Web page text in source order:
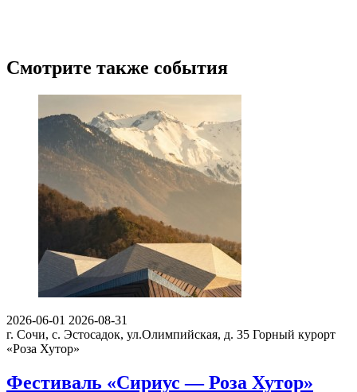
Смотрите также события
2026-06-01 2026-08-31
г. Сочи, с. Эстосадок, ул.Олимпийская, д. 35 Горный курорт
«Роза Хутор»
Фестиваль «Сириус — Роза Хутор»